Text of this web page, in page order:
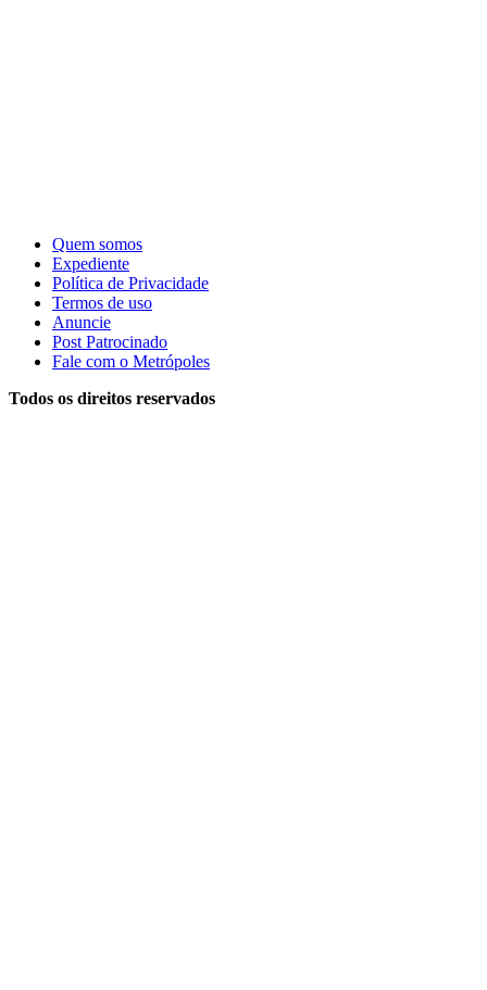
Quem somos
Expediente
Política de Privacidade
Termos de uso
Anuncie
Post Patrocinado
Fale com o Metrópoles
Todos os direitos reservados